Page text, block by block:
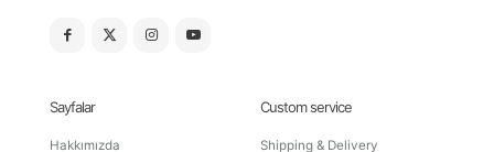
Sayfalar
Hakkımızda
Custom service
Shipping & Delivery